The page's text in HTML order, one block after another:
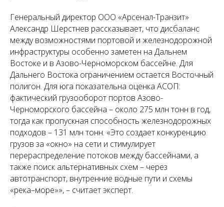
Генеральный директор ООО «Арсенал-Транзит»
Александр Шерстнев рассказывает, что дисбаланс
между возможностями портовой и железнодорожной
инфраструктуры особенно заметен на Дальнем
Востоке и в Азово-Черноморском бассейне. Для
Дальнего Востока ограничением остается Восточный
полигон. Для юга показательна оценка АСОП:
фактический грузооборот портов Азово-
Черноморского бассейна – около 275 млн тонн в год,
тогда как пропускная способность железнодорожных
подходов – 131 млн тонн. «Это создает конкуренцию
грузов за «окно» на сети и стимулирует
перераспределение потоков между бассейнами, а
также поиск альтернативных схем – через
автотранспорт, внутренние водные пути и схемы
«река–море»», – считает эксперт.